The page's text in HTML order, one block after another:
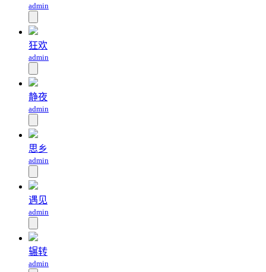
admin
狂欢
admin
静夜
admin
思乡
admin
遇见
admin
辗转
admin